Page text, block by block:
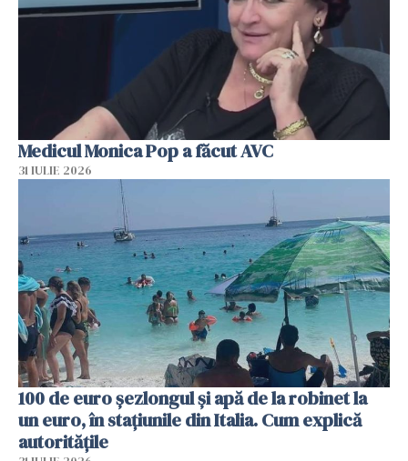
Medicul Monica Pop a făcut AVC
31 IULIE 2026
100 de euro șezlongul și apă de la robinet la
un euro, în stațiunile din Italia. Cum explică
autoritățile